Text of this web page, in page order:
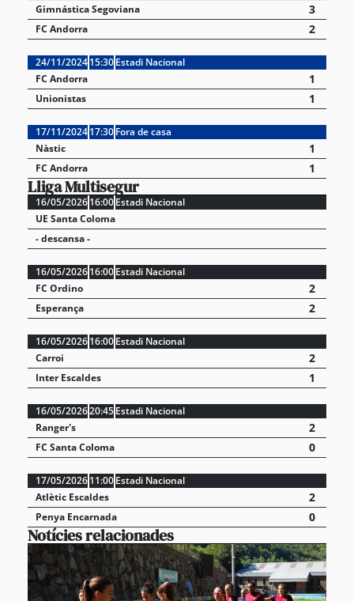
Gimnástica Segoviana
3
FC Andorra 2
24/11/202415:30Estadi Nacional
FC Andorra
1
Unionistas 1
17/11/202417:30Fora de casa
Nàstic
1
FC Andorra 1
Lliga Multisegur
16/05/202616:00Estadi Nacional
UE Santa Coloma
- descansa -
16/05/202616:00Estadi Nacional
FC Ordino
2
Esperança 2
16/05/202616:00Estadi Nacional
Carroi
2
Inter Escaldes 1
16/05/202620:45Estadi Nacional
Ranger's
2
FC Santa Coloma 0
17/05/202611:00Estadi Nacional
Atlètic Escaldes
2
Penya Encarnada 0
Notícies relacionades